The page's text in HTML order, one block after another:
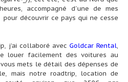
accompagné d´une de mes
pour découvrir ce pays qui ne cesse
j’ai collaboré avec Goldcar Rental,
louer facilement des voitures au
mets le détail des dépenses de
mais notre roadtrip, location de